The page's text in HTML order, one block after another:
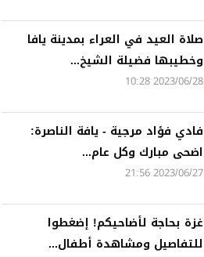
صلاة العيد في العراء بمدينة يافا
وخطيبها فضيلة الشيخ...
2023/06/28 10:28
فادي فؤاد مرجية - يافة الناصرة:
اضحى مبارك وكل عام...
2023/06/27 21:56
غزة بحاجة لأضاحيكم! إضغطوا
للتفاصيل ومشاهدة أطفال...